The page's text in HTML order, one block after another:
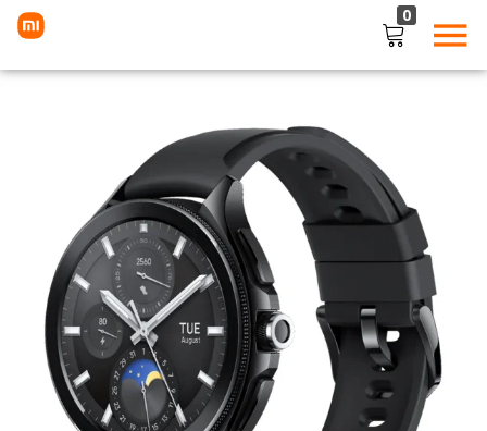
0
Enter your username and password to login.
Remember me Lost password?